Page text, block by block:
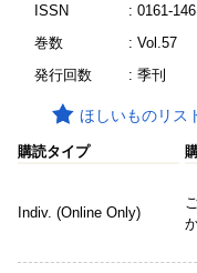
ISSN
: 0161-
巻数
: Vol.57
発行回数
: 季刊
ほしいものリス
購読タイプ
Indiv. (Online Only)